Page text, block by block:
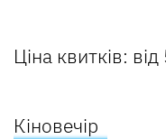
Ціна квитків:
Кіновечір